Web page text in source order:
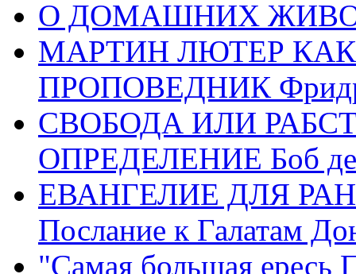
О ДОМАШНИХ
МАРТИН ЛЮТЕР
ПРОПОВЕДНИК
СВОБОДА ИЛИ
ОПРЕДЕЛЕНИЕ Боб де
ЕВАНГЕЛИЕ ДЛЯ
Послание к Галатам
"Самая большая ересь